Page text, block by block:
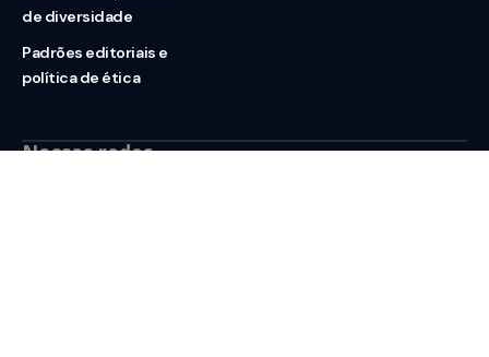
de diversidade
Padrões editoriais e
política de ética
Nossas redes